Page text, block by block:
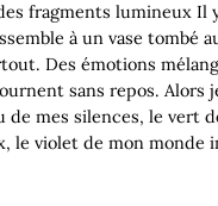
fragments lumineux Il
à un vase tombé
Des émotions
sans repos. Alors
de mes silences, le vert
le violet de mon monde